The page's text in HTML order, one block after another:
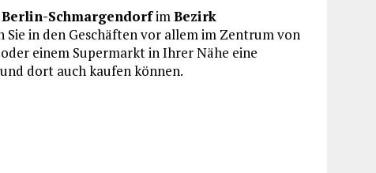
Berlin-SchmargendorfimBezirk
Sie in den Geschäften vor allem im Zentrum von
einem Supermarkt in Ihrer Nähe eine
dort auch kaufen können.